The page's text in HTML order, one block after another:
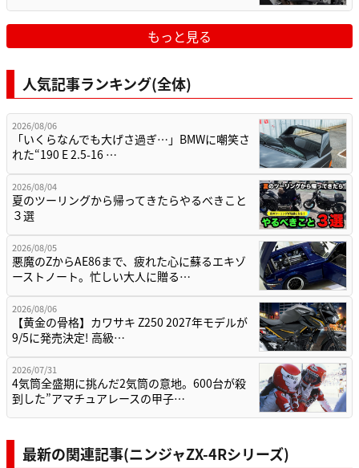
もっと見る
人気記事ランキング(全体)
2026/08/06
「いくらなんでも大げさ過ぎ…」BMWに嘲笑さ
れた“190 E 2.5-16 …
2026/08/04
夏のツーリングから帰ってきたらやるべきこと
３選
2026/08/05
悪魔のZからAE86まで、疲れた心に蘇るエキゾ
ーストノート。忙しい大人に贈る…
2026/08/06
【黄金の骨格】カワサキ Z250 2027年モデルが
9/5に発売決定! 高級…
2026/07/31
4気筒全盛期に挑んだ2気筒の意地。600台が殺
到した”アマチュアレースの甲子…
最新の関連記事(ニンジャZX-4Rシリーズ)